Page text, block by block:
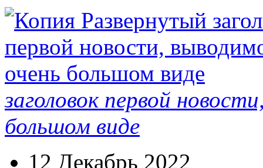
заголовок первой
большом виде
12 Декабрь 2022